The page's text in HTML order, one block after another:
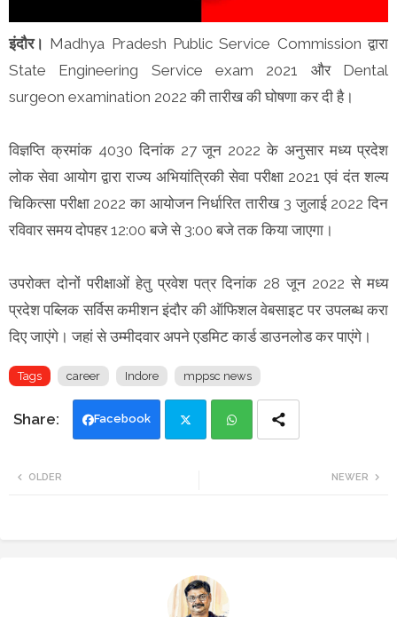
इंदौर। Madhya Pradesh Public Service Commission द्वारा
State Engineering Service exam 2021 और Dental
surgeon examination 2022 की तारीख की घोषणा कर दी है।
विज्ञप्ति क्रमांक 4030 दिनांक 27 जून 2022 के अनुसार मध्य प्रदेश
लोक सेवा आयोग द्वारा राज्य अभियांत्रिकी सेवा परीक्षा 2021 एवं दंत शल्य
चिकित्सा परीक्षा 2022 का आयोजन निर्धारित तारीख 3 जुलाई 2022 दिन
रविवार समय दोपहर 12:00 बजे से 3:00 बजे तक किया जाएगा।
उपरोक्त दोनों परीक्षाओं हेतु प्रवेश पत्र दिनांक 28 जून 2022 से मध्य
प्रदेश पब्लिक सर्विस कमीशन इंदौर की ऑफिशल वेबसाइट पर उपलब्ध करा
दिए जाएंगे। जहां से उम्मीदवार अपने एडमिट कार्ड डाउनलोड कर पाएंगे।
Tags career Indore mppsc news
Facebook
NEWER
OLDER